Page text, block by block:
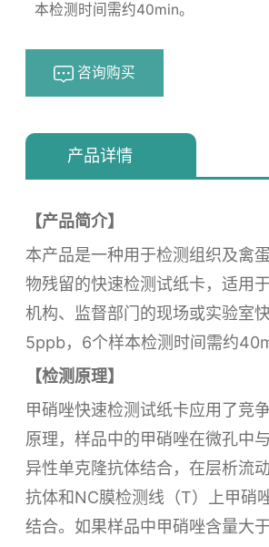
本检测时间需约40min。
咨询购买
产品详情
【产品简介】
本产品是一种用于检测组织及禽
物残留的快速检测试纸卡，适用
机构、监督部门的现场或实验室
5ppb，6个样本检测时间需约
【检测原理】
甲硝唑快速检测试纸卡应用了竞
原理，样品中的甲硝唑在微孔中
异性单克隆抗体结合，在层析流
抗体和NC膜检测线（T）上甲硝
结合。如果样品中甲硝唑含量大